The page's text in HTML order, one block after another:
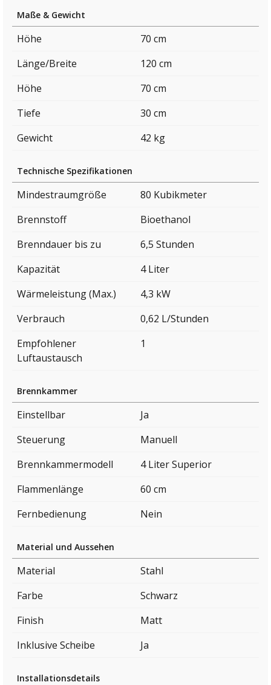
Maße & Gewicht
Höhe
70 cm
Länge/Breite
120 cm
Höhe
70 cm
Tiefe
30 cm
Gewicht
42 kg
Technische Spezifikationen
Mindestraumgröße
80 Kubikmeter
Brennstoff
Bioethanol
Brenndauer bis zu
6,5 Stunden
Kapazität
4 Liter
Wärmeleistung (Max.)
4,3 kW
Verbrauch
0,62 L/Stunden
Empfohlener
Luftaustausch
1
Brennkammer
Einstellbar
Ja
Steuerung
Manuell
Brennkammermodell
4 Liter Superior
Flammenlänge
60 cm
Fernbedienung
Nein
Material und Aussehen
Material
Stahl
Farbe
Schwarz
Finish
Matt
Inklusive Scheibe
Ja
Installationsdetails